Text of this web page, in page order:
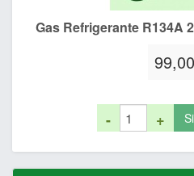
Gas Refrigerante R134A
- +